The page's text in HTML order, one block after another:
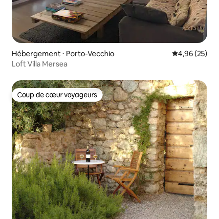
Hébergement ⋅ Porto-Vecchio Évaluation
4,96 (25)
Loft Villa Mersea
Coup de cœur voyageurs
Coup de cœur voyageurs